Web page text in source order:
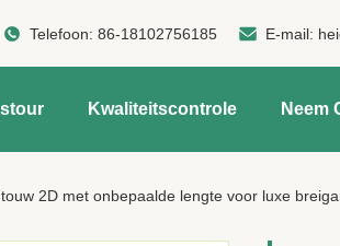
Telefoon:86-18102756185 E-mail:
Kwaliteitscontrole Neem
2D met onbepaalde lengte voor luxe